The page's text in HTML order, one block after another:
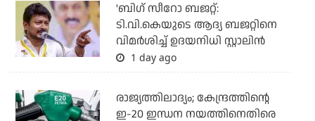
'ബിഗ് സീറോ ബജറ്റ്:
ടി.വി.കെയുടെ ആദ്യ ബജറ്റിനെ
വിമര്‍ശിച്ച് ഉദയനിധി സ്റ്റാലിന്‍
1 day ago
രാജ്യത്തിലാദ്യം; കേന്ദ്രത്തിന്റെ
ഇ-20 ഇന്ധന നയത്തിനെതിരെ